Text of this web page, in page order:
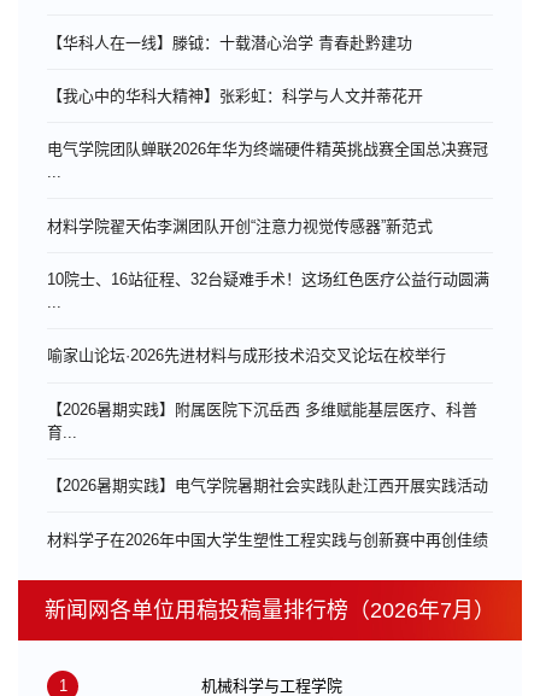
【华科人在一线】滕钺：十载潜心治学 青春赴黔建功
【我心中的华科大精神】张彩虹：科学与人文并蒂花开
电气学院团队蝉联2026年华为终端硬件精英挑战赛全国总决赛冠
...
材料学院翟天佑李渊团队开创“注意力视觉传感器”新范式
10院士、16站征程、32台疑难手术！这场红色医疗公益行动圆满
...
喻家山论坛·2026先进材料与成形技术沿交叉论坛在校举行
【2026暑期实践】附属医院下沉岳西 多维赋能基层医疗、科普
育...
【2026暑期实践】电气学院暑期社会实践队赴江西开展实践活动
材料学子在2026年中国大学生塑性工程实践与创新赛中再创佳绩
新闻网各单位用稿投稿量排行榜（2026年7月）
1 机械科学与工程学院